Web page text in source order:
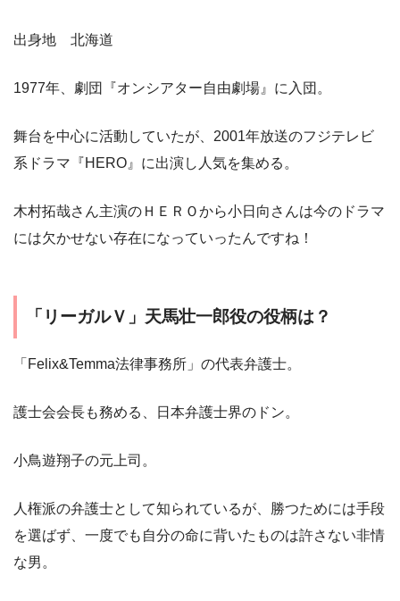
出身地 北海道
1977年、劇団『オンシアター自由劇場』に入団。
舞台を中心に活動していたが、2001年放送のフジテレビ
系ドラマ『HERO』に出演し人気を集める。
木村拓哉さん主演のＨＥＲＯから小日向さんは今のドラマ
には欠かせない存在になっていったんですね！
「リーガルＶ」天馬壮一郎役の役柄は？
「Felix&Temma法律事務所」の代表弁護士。
護士会会長も務める、日本弁護士界のドン。
小鳥遊翔子の元上司。
人権派の弁護士として知られているが、勝つためには手段
を選ばず、一度でも自分の命に背いたものは許さない非情
な男。